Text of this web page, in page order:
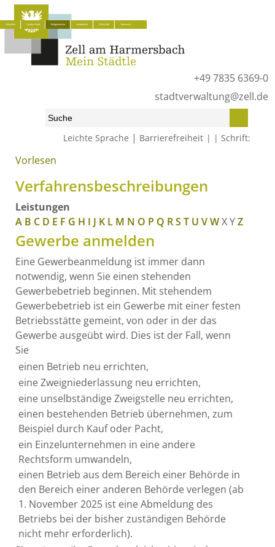
+49 7835 6369-0
stadtverwaltung@zell.de
Leichte Sprache | Barrierefreiheit Schrift:
Aktuelles Unsere Stadt Bürgerservice Lokalpolitik Wirtschaft Tourismus
Start» Bürgerservice »
Vorlesen
Verfahrensbeschreibungen
Leistungen
A B C D E F G H I J K L M N O P Q RS T U VWXYZ
Gewerbe anmelden
Eine Gewerbeanmeldung ist immer dann
notwendig, wenn Sie einen stehenden
Gewerbebetrieb beginnen. Mit stehendem
Gewerbebetrieb ist ein Gewerbe mit einer festen
Betriebsstätte gemeint, von oder in der das
Gewerbe ausgeübt wird. Dies ist der Fall, wenn
Sie
einen Betrieb neu errichten,
eine Zweigniederlassung neu errichten,
eine unselbständige Zweigstelle neu errichten,
einen bestehenden Betrieb übernehmen, zum
Beispiel durch Kauf oder Pacht,
ein Einzelunternehmen in eine andere
Rechtsform umwandeln,
einen Betrieb aus dem Bereich einer Behörde in
den Bereich einer anderen Behörde verlegen (ab
1. November 2025 ist eine Abmeldung des
Betriebs bei der bisher zuständigen Behörde
nicht mehr erforderlich).